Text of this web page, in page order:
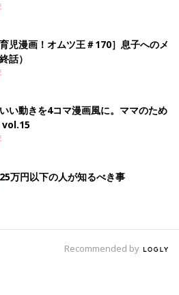
育児漫画！オムツ王＃170］息子へのメ
話）
い動きを4コマ漫画風に。ママのため
vol.15
万円以下の人が知るべき事
Recommended by